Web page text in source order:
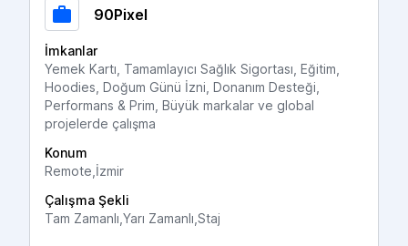
90Pixel
İmkanlar
Yemek Kartı, Tamamlayıcı Sağlık Sigortası, Eğitim,
Hoodies, Doğum Günü İzni, Donanım Desteği,
Performans & Prim, Büyük markalar ve global
projelerde çalışma
Konum
Remote,İzmir
Çalışma Şekli
Tam Zamanlı,Yarı Zamanlı,Staj